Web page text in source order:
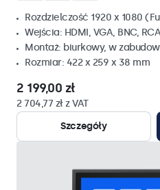
Rozdzielczość 1920 x 1080
Wejścia: HDMI, VGA, BNC, RCA
Montaż: biurkowy, w
Rozmiar: 422 x 259 x 38 mm
2 199,00 zł
2 704,77 zł z VAT
Szczegóły